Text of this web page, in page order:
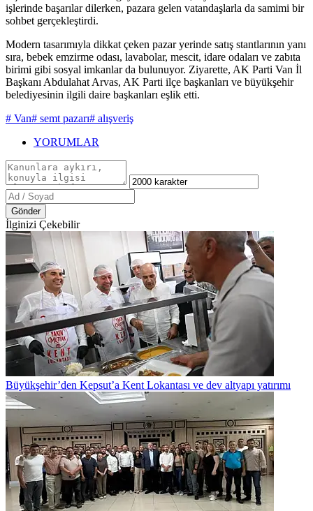
işlerinde başarılar dilerken, pazara gelen vatandaşlarla da samimi bir
sohbet gerçekleştirdi.
Modern tasarımıyla dikkat çeken pazar yerinde satış stantlarının yanı
sıra, bebek emzirme odası, lavabolar, mescit, idare odaları ve zabıta
birimi gibi sosyal imkanlar da bulunuyor. Ziyarette, AK Parti Van İl
Başkanı Abdulahat Arvas, AK Parti ilçe başkanları ve büyükşehir
belediyesinin ilgili daire başkanları eşlik etti.
# Van# semt pazarı# alışveriş
YORUMLAR
Gönder
İlginizi Çekebilir
Büyükşehir’den Kepsut’a Kent Lokantası ve dev altyapı yatırımı